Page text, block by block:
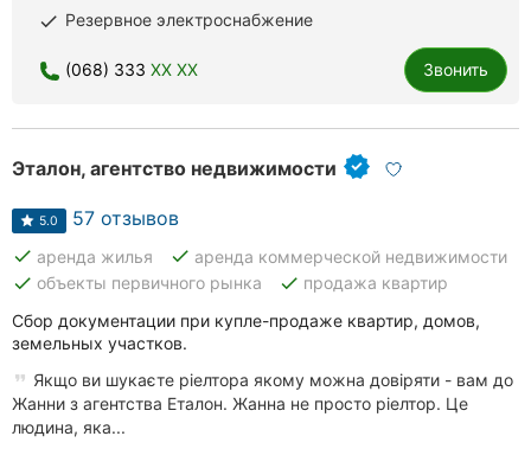
done Резервное электроснабжение
(068) 333 XX XX Звонить
Эталон, агентство недвижимости
5.0 57 отзывов
done аренда жилья done аренда коммерческой недвижимости
done объекты первичного рынка done продажа квартир
Сбор документации при купле-продаже квартир, домов,
земельных участков.
Якщо ви шукаєте ріелтора якому можна довіряти - вам до
Жанни з агентства Еталон. Жанна не просто ріелтор. Це
людина, яка...